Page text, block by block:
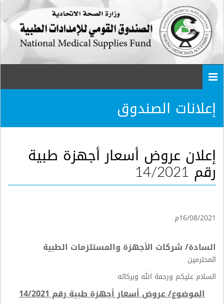
إعلانات الصندوق
إعلان عروض أسعار أجهزة طبية
رقم 14/2021
16/08/2021م
السادة/ شركات الأجهزة والمستلزمات الطبية
المحترمين
السلام عليكم ورحمة الله وبركاته
الموضوع/ عروض أسعار أجهزة طبية رقم 14/2021